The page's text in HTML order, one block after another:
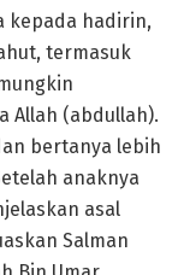
kepada hadirin,
termasuk
Allah (abdullah).
bertanya lebih
anaknya
asal
Salman